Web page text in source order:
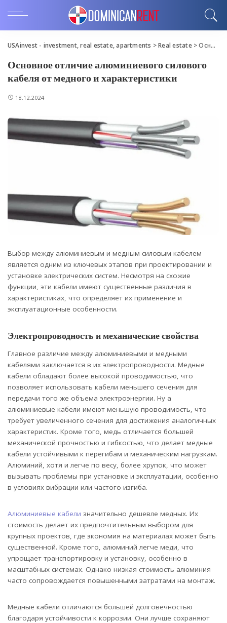
USAinvest - investment, real estate, apartments >Real estate>Основное отличие алюминиевого силового кабеля от медного и характеристики
Основное отличие алюминиевого силового
кабеля от медного и характеристики
18.12.2024
Выбор между алюминиевым и медным силовым кабелем
является одним из ключевых этапов при проектировании и
установке электрических систем. Несмотря на схожие
функции, эти кабели имеют существенные различия в
характеристиках, что определяет их применение и
эксплуатационные особенности.
Электропроводность и механические свойства
Главное различие между алюминиевыми и медными
кабелями заключается в их электропроводности. Медные
кабели обладают более высокой проводимостью, что
позволяет использовать кабели меньшего сечения для
передачи того же объема электроэнергии. Ну а
алюминиевые кабели имеют меньшую проводимость, что
требует увеличенного сечения для достижения аналогичных
характеристик. Кроме того, медь отличается большей
механической прочностью и гибкостью, что делает медные
кабели устойчивыми к перегибам и механическим нагрузкам.
Алюминий, хотя и легче по весу, более хрупок, что может
вызывать проблемы при установке и эксплуатации, особенно
в условиях вибрации или частого изгиба.
Алюминиевые кабели значительно дешевле медных. Их
стоимость делает их предпочтительным выбором для
крупных проектов, где экономия на материалах может быть
существенной. Кроме того, алюминий легче меди, что
упрощает транспортировку и установку, особенно в
масштабных системах. Однако низкая стоимость алюминия
часто сопровождается повышенными затратами на монтаж.
Медные кабели отличаются большей долговечностью
благодаря устойчивости к коррозии. Они лучше сохраняют